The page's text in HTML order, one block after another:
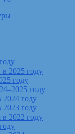
2025 году
году
году
2024 году
2023 году
2022 году